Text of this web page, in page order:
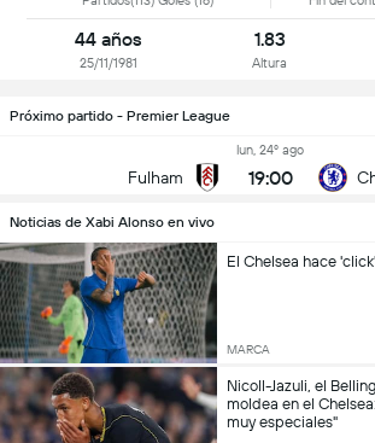
44 años
25/11/1981
1.83
Altura
Próximo partido - Premier League
Fulham
lun, 24º ago
19:00
Noticias de Xabi Alonso en vivo
El Chelsea hace
MARCA
Nicoll-Jazuli, el
moldea en el
muy especiales"